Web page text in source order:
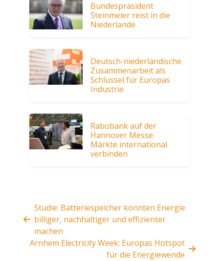
Bundespräsident
Steinmeier reist in die
Niederlande
Deutsch-niederländische
Zusammenarbeit als
Schlüssel für Europas
Industrie
Rabobank auf der
Hannover Messe:
Märkte international
verbinden
Studie: Batteriespeicher könnten Energie
billiger, nachhaltiger und effizienter
machen
Arnhem Electricity Week: Europas Hotspot
für die Energiewende